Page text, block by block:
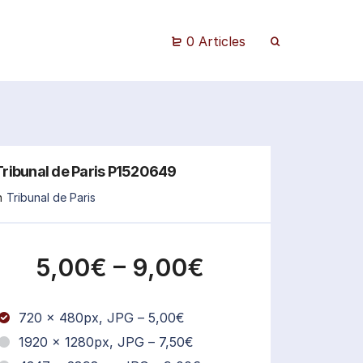
0 Articles
de Paris P1520649
Tribunal de Paris
5,00€ – 9,00€
720 x 480px, JPG – 5,00€
1920 x 1280px, JPG – 7,50€